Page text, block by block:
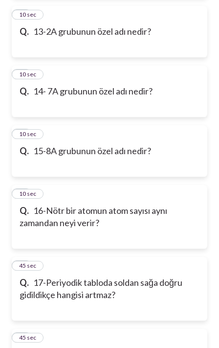
Q. 13-2A grubunun özel adı nedir?
13
10 sec
Q. 14- 7A grubunun özel adı nedir?
14
10 sec
Q. 15-8A grubunun özel adı nedir?
15
10 sec
Q. 16-Nötr bir atomun atom sayısı aynı
zamandan neyi verir?
16
10 sec
Q. 17-Periyodik tabloda soldan sağa doğru
gidildikçe hangisi artmaz?
17
45 sec
18
45 sec